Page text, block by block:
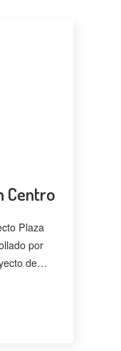
Centro
Plaza
por
de